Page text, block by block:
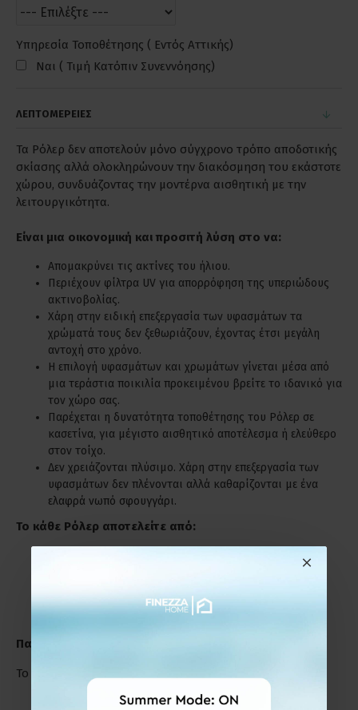
Υπηρεσία Τοποθέτησης ( Εντός Αττικής)
Ναι ( Τιμή Κατόπιν Συνεννόησης)
ΛΕΠΤΟΜΕΡΕΙΕΣ
Τα Ρόλερ δεν αποτελούν μόνο σύγχρονο τρόπο αποδοτικής
σκίασης αλλά ολοκληρώνουν την διακόσμηση του εκάστοτε
χώρου, συνδυάζοντας την μοντέρνα αισθητική με την
λειτουργικότητα.
Είναι μια οικονομική και προσιτή λύση στο να:
Απομακρύνει τις ακτίνες του ήλιου.
Περιέχουν φίλτρα UV για απορρόφηση της υπεριώδους
ακτινοβολίας.
Χάρη στην ειδική επεξεργασία των υφασμάτων τα
χρώματά τους δεν ξεθωριάζουν, έχοντας έτσι μεγάλη
αντοχή στο χρόνο.
Η επιλογή υφασμάτων και χρωμάτων γίνεται μέσα από
μια τεράστια ποικιλία προκειμένου βρείτε το ιδανικό για
τον χώρο σας.
Παρέχεται η δυνατότητα τοποθέτησης του Ρόλερ σε
κασετίνα, για μέγιστο αισθητικό αποτέλεσμα ή ελεύθερο
στον τοίχο.
Δεν χρειάζονται πλύσιμο. Χάρη στην επεξεργασία των
υφασμάτων δεν πλένονται αλλά καθαρίζονται με ένα
ελαφρά νωπό σφουγγάρι.
Το κάθε Ρόλερ αποτελείτε από:
Παράδειγμα Μέτρησης
Το Ρόλερ μπορεί να τοποθετηθεί :
Εξωτερικά,πάνω από το πλαίσιο του παραθύρου ή της